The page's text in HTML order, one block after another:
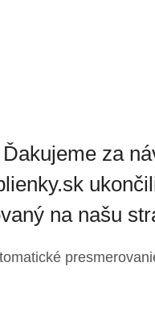
Ďakujeme za
na našu